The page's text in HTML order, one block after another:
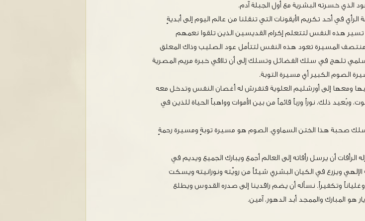
الذي خسرته البشرية مع أول الجبلة آدم.
في أحد تكريم الأيقونات التي تنقلنا من عالم اليوم إلى أبديةٍ
تسير هذه النفس لتتعلم إكرام القديسين الذين تلقوا نعمهم
المسيرة تعود هذه النفس لتتأمل عود الصليب وذاك المعلق
تلهج في سلك الفضائل وتسلك إلى أن تلاقي خبرة مريم المصرية
الصوم الكبير أي مسيرة التوبة.
ومعها إلى أورشليم العلوية فتفرش له أغصان النفس وتدخل معه
وبُعيد ذلك، نوراً ورباً قائماً من بين الأموات وواهباً الحياة للذين في
صحبة هذا الختن السماوي. الصوم هو مسيرة توبةٍ ومسيرة رحمةٍ
الرأفات أن يرسل رأفاته إلى العالم أجمع ويبارك الجميع ويديم في
ويزرع في الكيان البشري شيئاً من رويّته ونورانيته ويسكت
وتكفيراً. نسأله أن يضم راقدينا إلى صدره القدوس ويطلع
المبارك والممجد أبد الدهور، آمين.